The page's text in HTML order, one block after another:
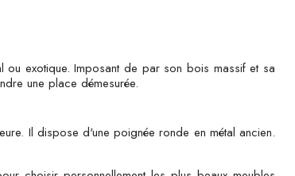
exotique. Imposant de par son bois massif et sa
une place démesurée.
Il dispose d'une poignée ronde en métal ancien.